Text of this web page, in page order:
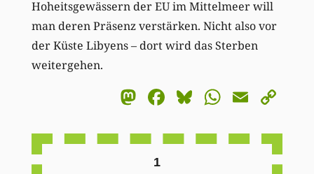
Hoheitsgewässern der EU im Mittelmeer will
man deren Präsenz verstärken. Nicht also vor
der Küste Libyens – dort wird das Sterben
weitergehen.
Mastodon
Facebook
BlueskyEmail
1